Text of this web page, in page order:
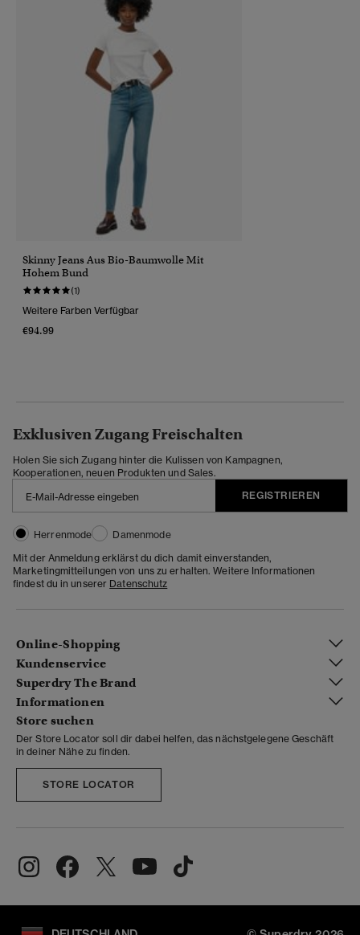
Skinny Jeans Aus Bio-Baumwolle Mit
Hohem Bund
(1)
Weitere Farben Verfügbar
€94.99
Exklusiven Zugang Freischalten
Holen Sie sich Zugang hinter die Kulissen von Kampagnen,
Kooperationen, neuen Produkten und Sales.
REGISTRIEREN
Herrenmode
Damenmode
Mit der Anmeldung erklärst du dich damit einverstanden,
Marketingmitteilungen von uns zu erhalten. Weitere Informationen
findest du in unserer Datenschutz
Online-Shopping
Kundenservice
Superdry The Brand
Informationen
Store suchen
Der Store Locator soll dir dabei helfen, das nächstgelegene Geschäft
in deiner Nähe zu finden.
STORE LOCATOR